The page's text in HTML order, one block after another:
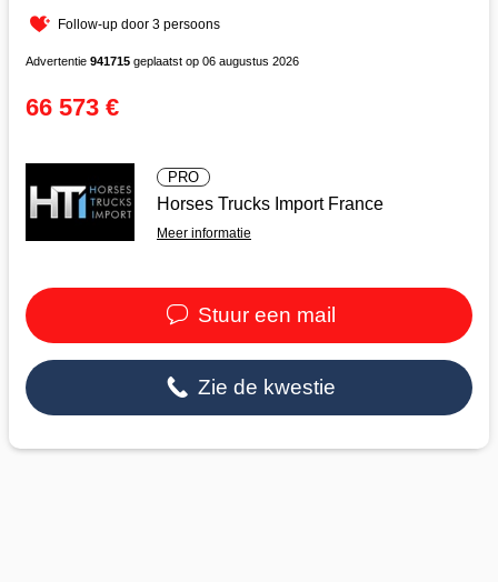
Follow-up door 3 persoons
Advertentie 941715 geplaatst op 06 augustus 2026
66 573 €
PRO
Horses Trucks Import France
Meer informatie
Stuur een mail
Zie de kwestie